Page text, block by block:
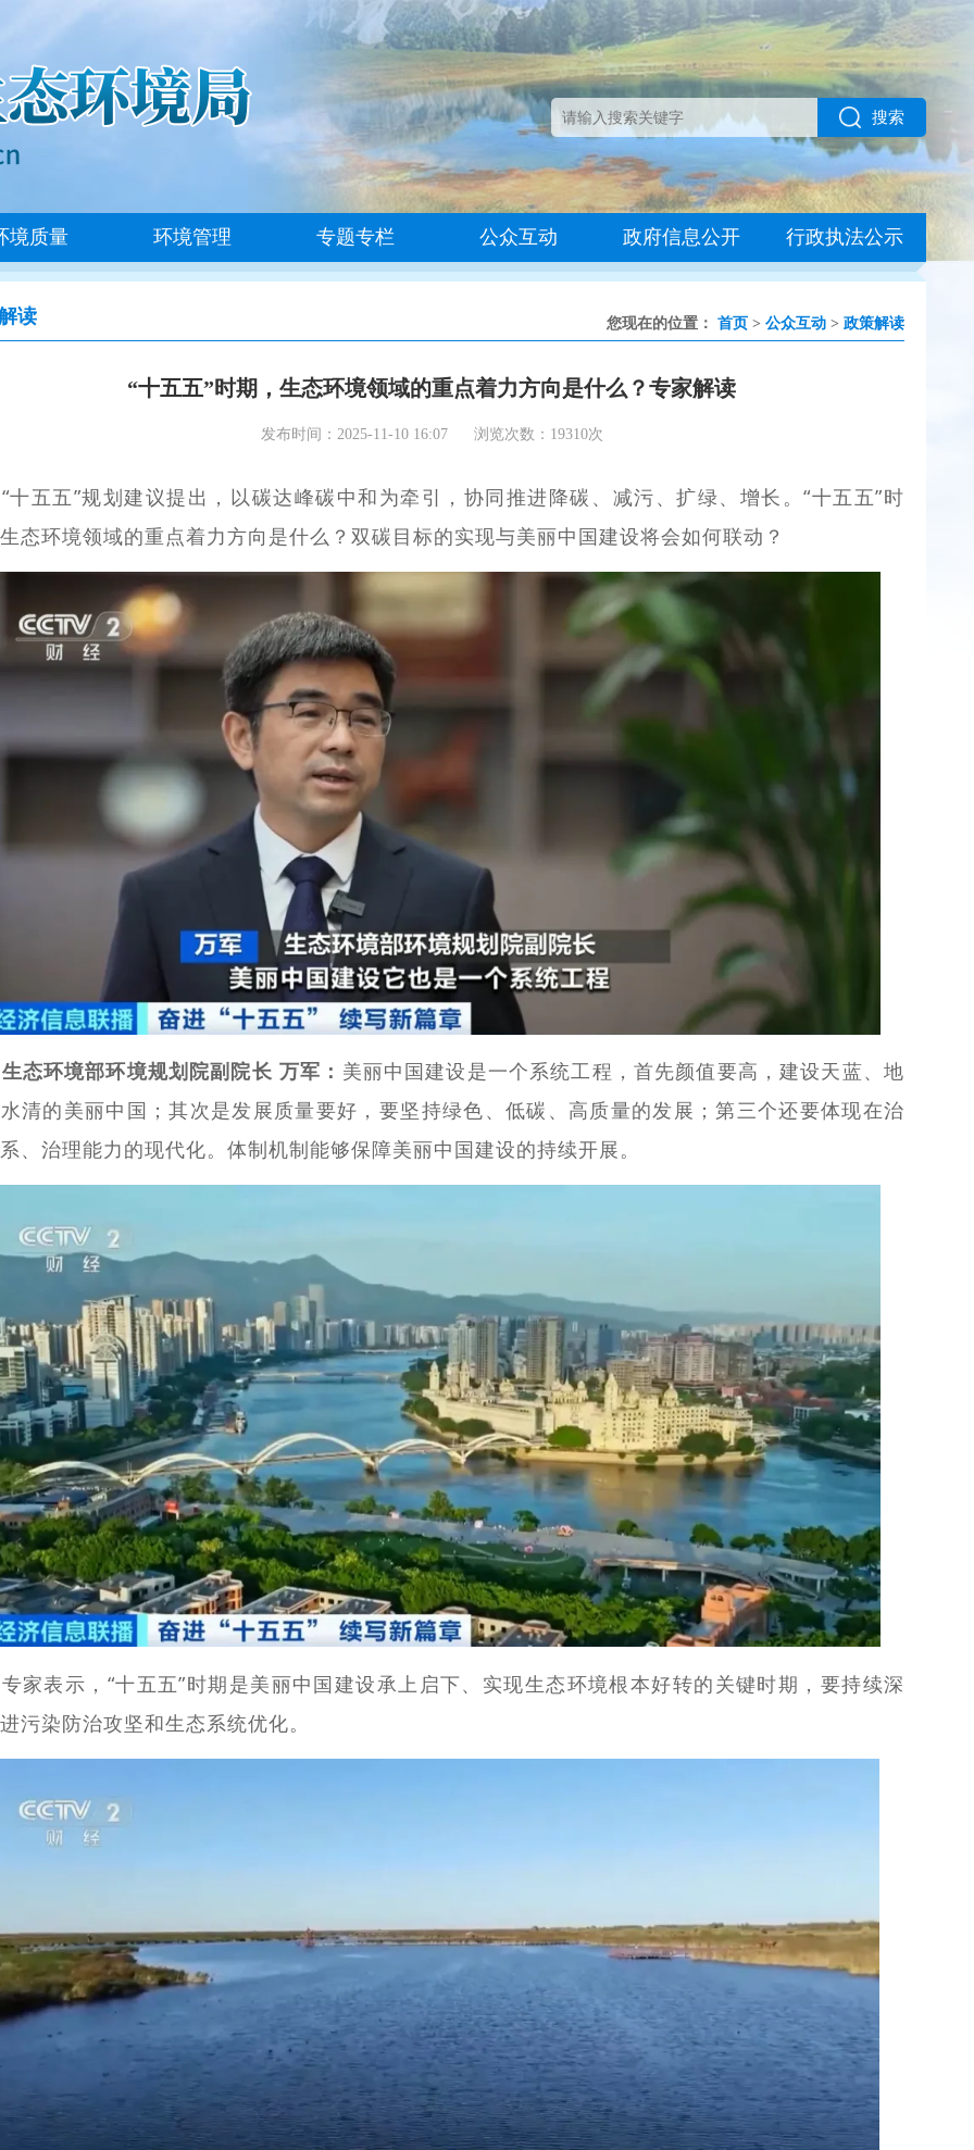
搜索
境质量 环境管理 专题专栏 公众互动 政府信息公开 行政执法公示
读 您现在的位置： 首页 > 公众互动 > 政策解读
“十五五”时期，生态环境领域的重点着力方向是什么？专家解读
发布时间：2025-11-10 16:07 浏览次数：19310次
“十五五”规划建议提出，以碳达峰碳中和为牵引，协同推进降碳、减污、扩绿、增长。“十五五”时
态环境领域的重点着力方向是什么？双碳目标的实现与美丽中国建设将会如何联动？
生态环境部环境规划院副院长 万军： 美丽中国建设是一个系统工程，首先颜值要高，建设天蓝、地
清的美丽中国；其次是发展质量要好，要坚持绿色、低碳、高质量的发展；第三个还要体现在治
、治理能力的现代化。体制机制能够保障美丽中国建设的持续开展。
专家表示，“十五五”时期是美丽中国建设承上启下、实现生态环境根本好转的关键时期，要持续深
污染防治攻坚和生态系统优化。